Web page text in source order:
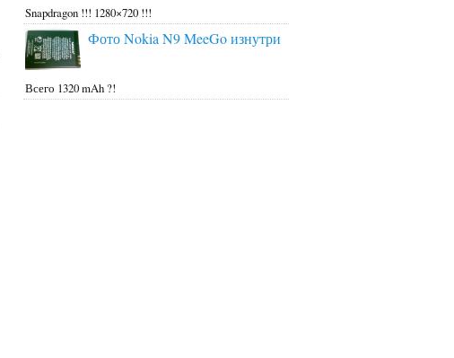
Snapdragon !!! 1280×720 !!!
Фото Nokia N9 MeeGo изнутри
Всего 1320 mAh ?!